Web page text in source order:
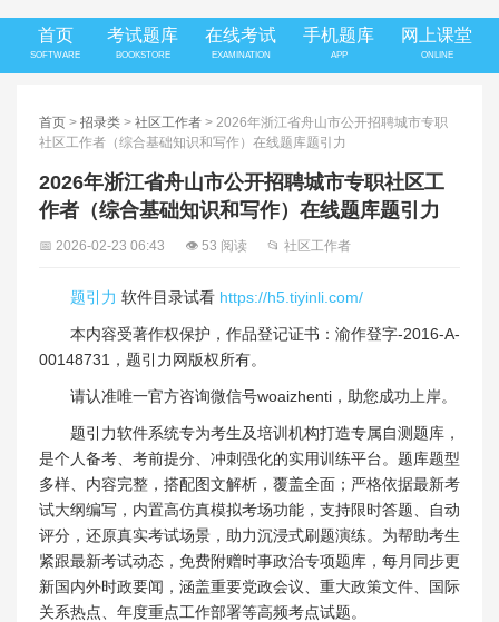
首页
SOFTWARE
考试题库
BOOKSTORE
在线考试
EXAMINATION
手机题库
APP
网上课堂
ONLINE
首页 > 招录类 > 社区工作者 > 2026年浙江省舟山市公开招聘城市专职
社区工作者（综合基础知识和写作）在线题库题引力
2026年浙江省舟山市公开招聘城市专职社区工
作者（综合基础知识和写作）在线题库题引力
📅 2026-02-23 06:43 👁 53 阅读 📂 社区工作者
题引力 软件目录试看 https://h5.tiyinli.com/
本内容受著作权保护，作品登记证书：渝作登字-2016-A-
00148731，题引力网版权所有。
请认准唯一官方咨询微信号woaizhenti，助您成功上岸。
题引力软件系统专为考生及培训机构打造专属自测题库，
是个人备考、考前提分、冲刺强化的实用训练平台。题库题型
多样、内容完整，搭配图文解析，覆盖全面；严格依据最新考
试大纲编写，内置高仿真模拟考场功能，支持限时答题、自动
评分，还原真实考试场景，助力沉浸式刷题演练。为帮助考生
紧跟最新考试动态，免费附赠时事政治专项题库，每月同步更
新国内外时政要闻，涵盖重要党政会议、重大政策文件、国际
关系热点、年度重点工作部署等高频考点试题。